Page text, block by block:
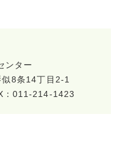
ンター
8条14丁目2-1
011-214-1423